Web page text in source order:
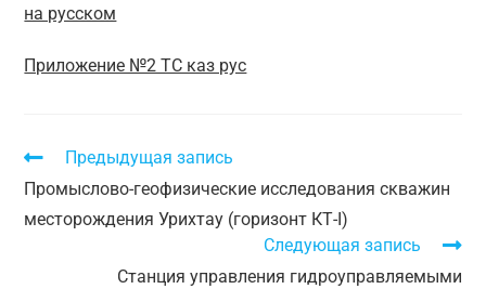
на русском
Приложение №2 ТС каз рус
Предыдущая запись
Промыслово-геофизические исследования скважин
месторождения Урихтау (горизонт КТ-I)
Следующая запись
Станция управления гидроуправляемыми